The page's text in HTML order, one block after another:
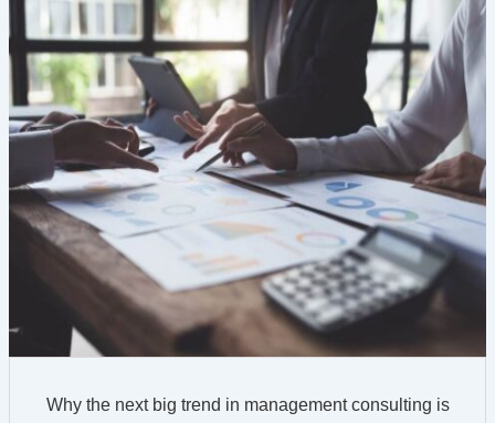
Why the next big trend in management consulting is